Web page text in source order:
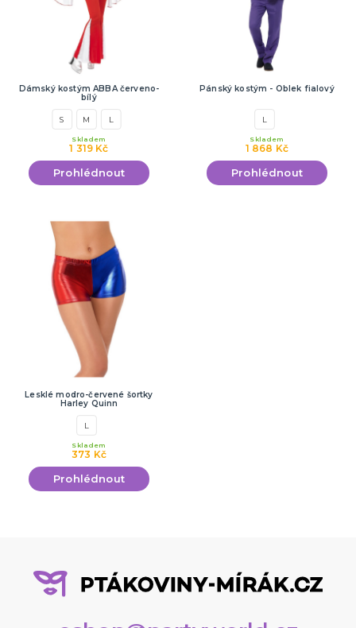
Dámský kostým ABBA červeno-
bílý
S M L
1 319 Kč
Skladem
Prohlédnout
Pánský kostým - Oblek fialový
L
1 868 Kč
Skladem
Prohlédnout
Lesklé modro-červené šortky
Harley Quinn
L
373 Kč
Skladem
Prohlédnout